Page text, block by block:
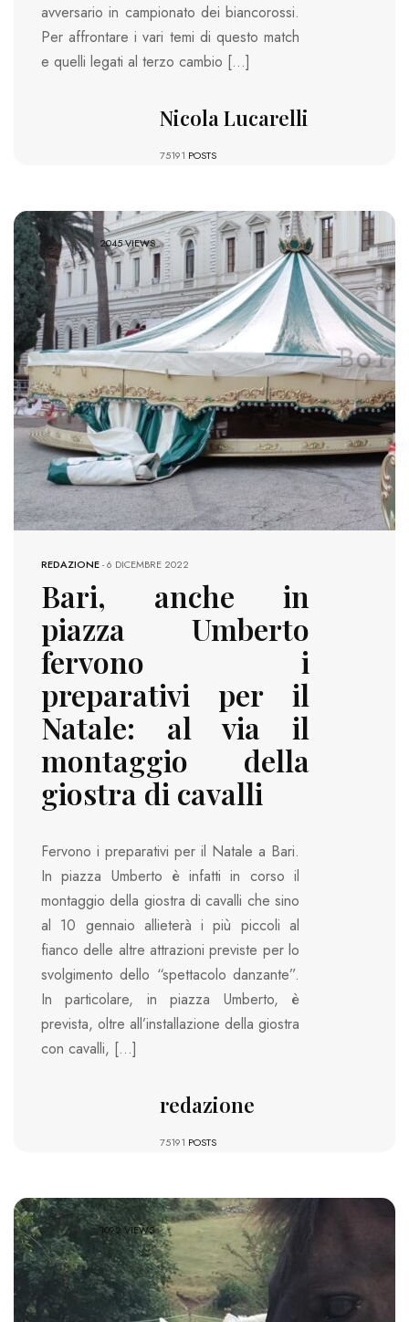
avversario in campionato dei biancorossi.
Per affrontare i vari temi di questo match
e quelli legati al terzo cambio […]
Nicola Lucarelli
75191 POSTS
2045 VIEWS
REDAZIONE-6 DICEMBRE 2022
Bari, anche in
piazza Umberto
fervono i
preparativi per il
Natale: al via il
montaggio della
giostra di cavalli
Fervono i preparativi per il Natale a Bari.
In piazza Umberto è infatti in corso il
montaggio della giostra di cavalli che sino
al 10 gennaio allieterà i più piccoli al
fianco delle altre attrazioni previste per lo
svolgimento dello “spettacolo danzante”.
In particolare, in piazza Umberto, è
prevista, oltre all’installazione della giostra
con cavalli, […]
redazione
75191 POSTS
1092 VIEWS